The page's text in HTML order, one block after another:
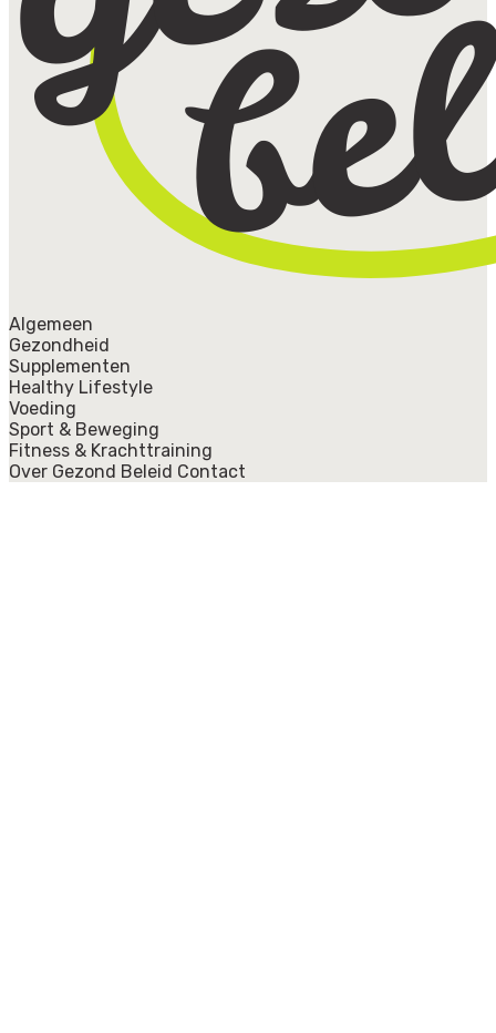
Algemeen
Gezondheid
Supplementen
Healthy Lifestyle
Voeding
Sport & Beweging
Fitness & Krachttraining
Over Gezond Beleid Contact